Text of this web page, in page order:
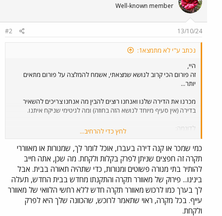
Well-known member
13/10/24
#2
נכתב ע"י לא מתמצא1:
היי,
זה פורום הכי קרוב לנושא שמצאתי, אשמח להמלצה על פורום מתאים
יותר...
מכרנו את הדירה שלנו ואנחנו רוצים להבין מה אנחנו צריכים להשאיר
בדירה (אין סעיף מיוחד לנושא הזה בחוזה) ומה לגיטימי שניקח איתנו.
לדוגמה:
- מדיח אינטגרלי מלא (ניתן לפרק את הדלת לגמרי ולהשאיר אותה כמובן).
- מאווררי תיקרה.
- תאורה (מדובר רק על הגופים היותר משמעותיים).
הדירה משופצת לגמרי, אז הרוכשים לא מעוניינים לעשות שיפוץ ככל שאני
יודע.
תודה רבה
לחץ כדי להרחיב...
כמי שמכר או קנה דירה בעברו, אוכל לומר לך, שמנורות או מאווררי
תקרה זה חפצים שניתן לפרק בקלות ולקחת. מה שכן, אתה חייב
להותיר בתי מנורה פשוטים ומנורות, כדי שתהיה תאורה בבית. אבל
בינינו... פירוק של מאוורר תקרה והתקנתו מחדש בבית החדש, תעלה
לך בערך כמו לרכוש מאוורר תקרה חדש ללא רחשי הלוואי של מאוורר
עייף. בכל מקרה, ראוי שתאמר לרוכש, שהכוונה שלך היא לפרק
ולקחת.